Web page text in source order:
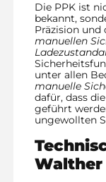
Die PPK ist
bekannt,
Präzision und
manuellen
unter allen
manuelle
dafür, dass
geführt
ungewollten
Walther